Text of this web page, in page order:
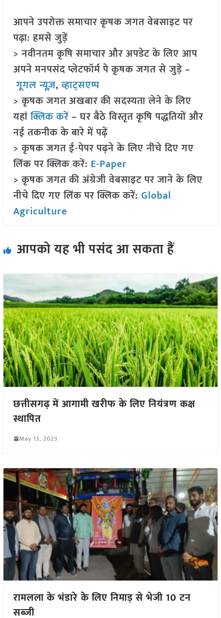
आपने उपरोक्त समाचार कृषक जगत वेबसाइट पर
पढ़ा: हमसे जुड़ें
> नवीनतम कृषि समाचार और अपडेट के लिए आप
अपने मनपसंद प्लेटफॉर्म पे कृषक जगत से जुड़े –
गूगल न्यूज़,व्हाट्सएप्प
> कृषक जगत अखबार की सदस्यता लेने के लिए
यहांक्लिक करें– घर बैठे विस्तृत कृषि पद्धतियों और
नई तकनीक के बारे में पढ़ें
> कृषक जगत ई-पेपर पढ़ने के लिए नीचे दिए गए
लिंक पर क्लिक करें: E-Paper
> कृषक जगत की अंग्रेजी वेबसाइट पर जाने के लिए
नीचे दिए गए लिंक पर क्लिक करें: Global
Agriculture
आपको यह भी पसंद आ सकता हैं
छत्तीसगढ़ में आगामी खरीफ के लिए नियंत्रण कक्ष
स्थापित
May 13, 2023
रामलला के भंडारे के लिए निमाड़ से भेजी 10 टन
सब्जी